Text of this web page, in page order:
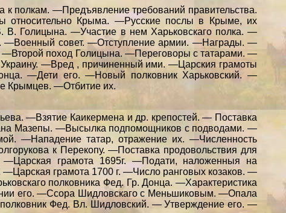
полкам. —Предъявление требований правительства.
Крыма. —Русские послы в Крыме, их
Голицына. —Участие в нем Харьковскаго полка. —
—Военный совет. —Отступление армии. —Награды. —
—Второй поход Голицына. —Переговоры с татарами. —
—Вред , причиненный ими. —Царския грамоты
—Дети его. —Новый полковник Харьковский. —
Крымцев. —Отбитие их.
—Взятие Каикермена и др. крепостей. — Поставка
Мазепы. —Высылка подпомощников с подводами. —
—Нападение татар, отражение их. —Численность
к Перекопу. —Поставка продовольствия для
грамота 1695г. —Подати, наложенныя на
грамота 1700 г. —Число ранговых козаков. —
полковника Фед. Гр. Донца. —Характеристика
его. —Ссора Шидловскаго с Меньшиковым. —Опала
Фед. Вл. Шидловский. — Утверждение его. —